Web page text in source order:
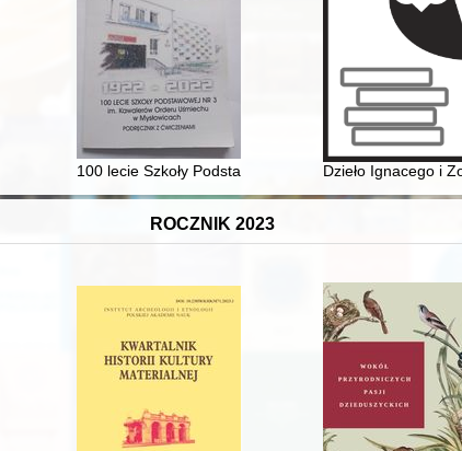
T. 25, z. 4 (2022)
100 lecie Szkoły Podstawowej nr 3 im. Kawalerów
Dzieło Ignacego i
ROCZNIK 2023